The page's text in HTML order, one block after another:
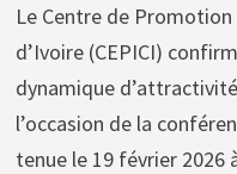
Le Centre de
d’Ivoire (CEPICI)
dynamique
l’occasion de la
tenue le 19 février 2026